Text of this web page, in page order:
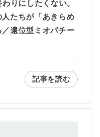
りにしたくない。
たちが「あきらめ
遠位型ミオパチー
記事を読む